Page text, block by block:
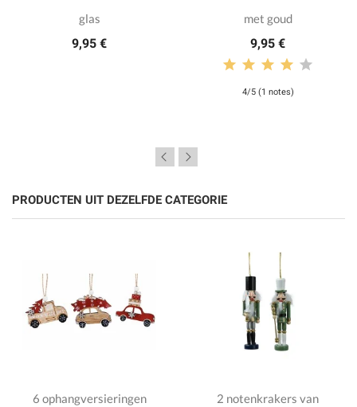
glas
9,95 €
met goud
9,95 €
4/5 (1 notes)
PRODUCTEN UIT DEZELFDE CATEGORIE
6 ophangversieringen
2 notenkrakers van